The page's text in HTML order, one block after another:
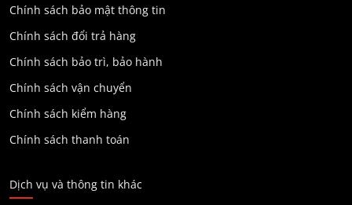
Chính sách bảo mật thông tin
Chính sách đổi trả hàng
Chính sách bảo trì, bảo hành
Chính sách vận chuyển
Chính sách kiểm hàng
Chính sách thanh toán
Dịch vụ và thông tin khác